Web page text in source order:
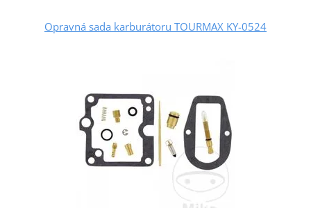
Opravná sada karburátoru TOURMAX KY-0524